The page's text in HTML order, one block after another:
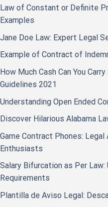
Law of Constant or Definite
Examples
Jane Doe Law: Expert Legal
Example of Contract of
How Much Cash Can You
Guidelines 2021
Understanding Open Ended
Discover Hilarious Alabama
Game Contract Phones:
Enthusiasts
Salary Bifurcation as Per Law:
Requirements
Plantilla de Aviso Legal: